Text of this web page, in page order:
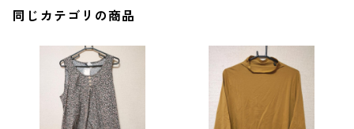
同じカテゴリの商品